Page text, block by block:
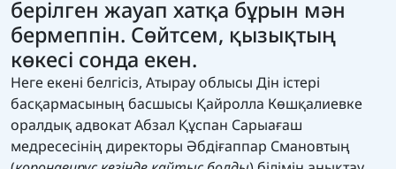
берілген жауап хатқа бұрын мән
бермеппін. Сөйтсем, қызықтың
көкесі сонда екен.
Неге екені белгісіз, Атырау облысы Дін істері
басқармасының басшысы Қайролла Көшқалиевке
оралдық адвокат Абзал Құспан Сарыағаш
медресесінің директоры Әбдіғаппар Смановтың